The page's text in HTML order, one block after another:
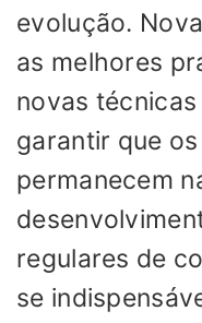
evolução.
as melhores
novas
garantir que
permanecem
regulares de
se